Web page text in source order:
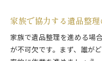
遺品整理をスムーズ
遺品整理で効率
作業当日の流れ
家族で協力する遺品整
家族で遺品整理を進める場
が不可欠です。まず、誰が